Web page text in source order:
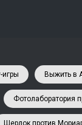
игры Выжить в
Фотолаборатория
Шерлок против